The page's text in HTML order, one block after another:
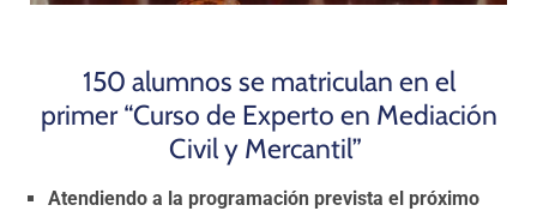
150 alumnos se matriculan en el
primer“Curso de Experto en Mediación
Civil y Mercantil”
Atendiendo a la programación prevista el próximo